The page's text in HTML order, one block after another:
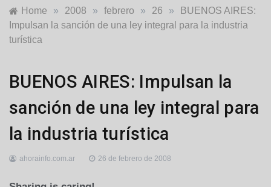
Home » 2008 » febrero » 26 »
BUENOS AIRES:
Impulsan la sanción de una ley integral para la industria
turística
Locales
BUENOS AIRES: Impulsan la
sanción de una ley integral para
la industria turística
ahorainfo.com.ar 26 de febrero de 2008